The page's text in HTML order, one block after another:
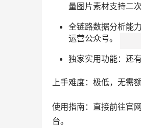
量图片素材支持二
全链路数据分析能
运营公众号。
独家实用功能：还
上手难度：极低，无需
使用指南：直接前往官
台。